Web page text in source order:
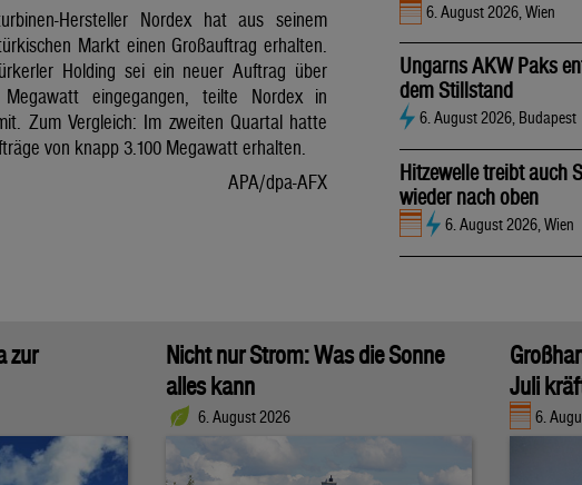
Hersteller Nordex hat aus seinem
Markt einen Großauftrag erhalten.
Holding sei ein neuer Auftrag über
eingegangen, teilte Nordex in
Zum Vergleich: Im zweiten Quartal hatte
von knapp 3.100 Megawatt erhalten.
APA/dpa-AFX
6. August 2026, Wien
Ungarns AKW Paks
dem Stillstand
6. August 2026, Budapest
Hitzewelle treibt auch
wieder nach oben
6. August 2026, Wien
zur
Nicht nur Strom: Was die Sonne
alles kann
6. August 2026
Juli
6.